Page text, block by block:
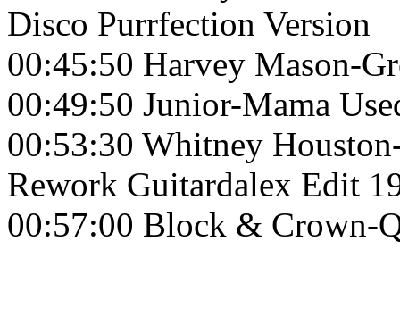
Disco Purrfection Version
00:45:50 Harvey Mason-
00:49:50 Junior-Mama
00:53:30 Whitney
Rework Guitardalex Edit
00:57:00 Block & Crown-